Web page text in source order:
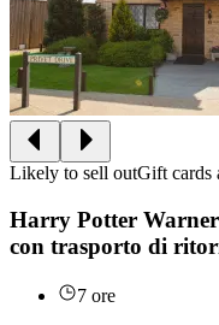
Likely to sell outGift cards
Harry Potter
con trasporto di
7 ore